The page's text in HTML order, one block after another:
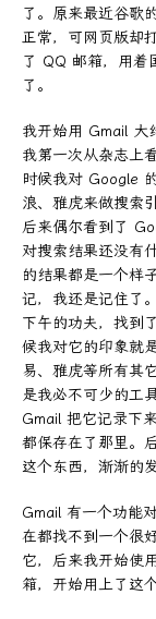
了。原来最近谷歌
正常，可网页版却
了 QQ 邮箱，用着
了。
我开始用 Gmail 大
我第一次从杂志上
时候我对 Google
浪、雅虎来做搜索
后来偶尔看到了
对搜索结果还没有
的结果都是一个样
记，我还是记住了
下午的功夫，找到
候我对它的印象就
易、雅虎等所有其
是我必不可少的工
Gmail 把它记录下
都保存在了那里。
这个东西，渐渐的
Gmail 有一个功能
在都找不到一个很
它，后来我开始使
箱，开始用上了这